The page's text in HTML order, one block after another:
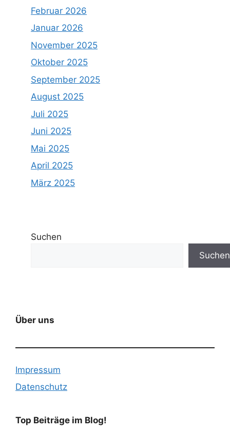
Februar 2026
Januar 2026
November 2025
Oktober 2025
September 2025
August 2025
Juli 2025
Juni 2025
Mai 2025
April 2025
März 2025
Suchen
Suchen
Über uns
Impressum
Datenschutz
Top Beiträge im Blog!